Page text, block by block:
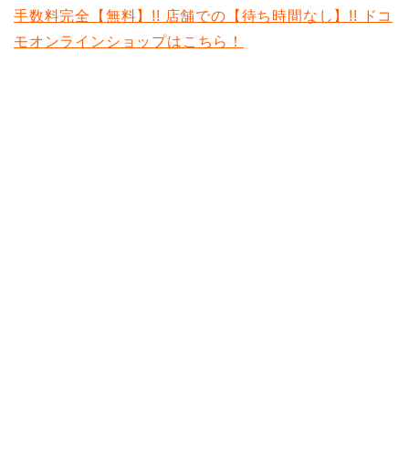
手数料完全【無料】!! 店舗での【待ち時間なし】!! ドコ
モオンラインショップはこちら！